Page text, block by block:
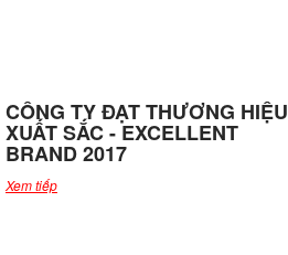
CÔNG TY ĐẠT THƯƠNG HIỆU
XUẤT SẮC - EXCELLENT
BRAND 2017
Xem tiếp